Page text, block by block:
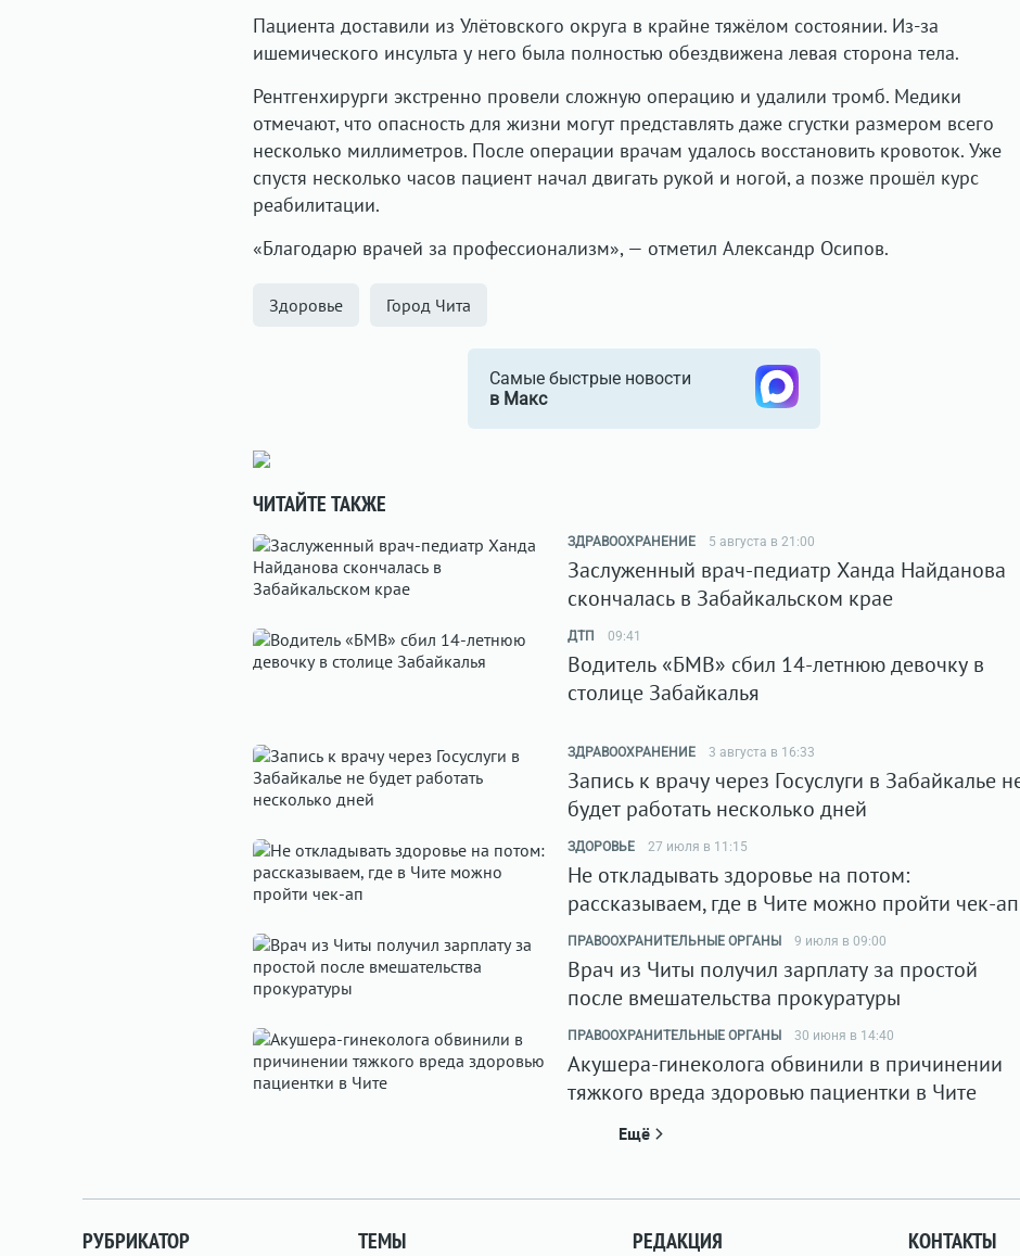
Пациента доставили из Улётовского округа в крайне тяжёлом состоянии. Из-за
ишемического инсульта у него была полностью обездвижена левая сторона тела.
Рентгенхирурги экстренно провели сложную операцию и удалили тромб. Медики
отмечают, что опасность для жизни могут представлять даже сгустки размером всего
несколько миллиметров. После операции врачам удалось восстановить кровоток. Уже
спустя несколько часов пациент начал двигать рукой и ногой, а позже прошёл курс
реабилитации.
«Благодарю врачей за профессионализм», — отметил Александр Осипов.
Здоровье Город Чита
Самые быстрые новости
в Макс
ЧИТАЙТЕ ТАКЖЕ
ЗДРАВООХРАНЕНИЕ 5 августа в 21:00
Заслуженный врач-педиатр Ханда Найданова
скончалась в Забайкальском крае
ДТП 09:41
Водитель «БМВ» сбил 14-летнюю девочку в
столице Забайкалья
ЗДРАВООХРАНЕНИЕ 3 августа в 16:33
Запись к врачу через Госуслуги в Забайкалье
будет работать несколько дней
ЗДОРОВЬЕ 27 июля в 11:15
Не откладывать здоровье на потом:
рассказываем, где в Чите можно пройти чек-ап
ПРАВООХРАНИТЕЛЬНЫЕ ОРГАНЫ 9 июля в 09:00
Врач из Читы получил зарплату за простой
после вмешательства прокуратуры
ПРАВООХРАНИТЕЛЬНЫЕ ОРГАНЫ 30 июня в 14:40
Акушера-гинеколога обвинили в причинении
тяжкого вреда здоровью пациентки в Чите
Ещё
РУБРИКАТОР ТЕМЫ РЕДАКЦИЯ КОНТАКТЫ